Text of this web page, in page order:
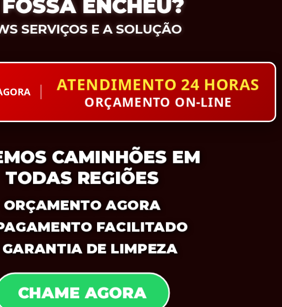
ENCHEU?
SERVIÇOS E A SOLUÇÃO
ATENDIMENTO 24 HORAS
ORÇAMENTO ON-LINE
CAMINHÕES EM
TODAS REGIÕES
ORÇAMENTO AGORA
FACILITADO
GARANTIA DE LIMPEZA
CHAME AGORA